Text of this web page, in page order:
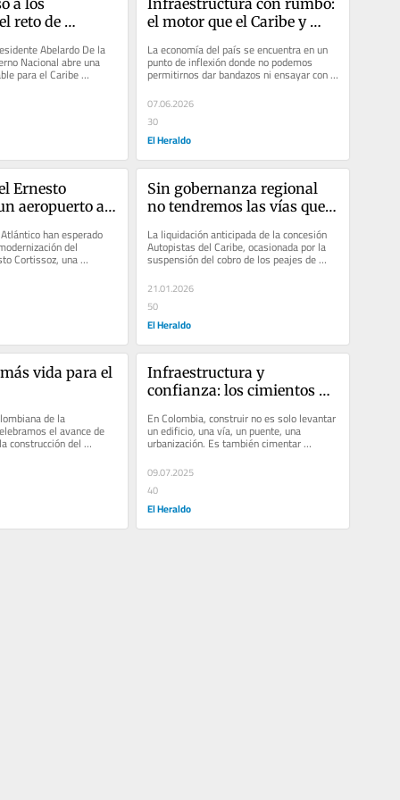
reto de
obrasAbelardo De la
Nacional abre una
para el Caribe
del nuevo...
el motor que el Caribe y
La economía del país se encuentra en un
punto de inflexión donde no podemos
permitirnos dar bandazos ni ensayar con
fórmulas desgastadas. Si...
07.06.2026
30
El Heraldo
Ernesto
aeropuerto a
han esperado
del
Cortissoz, una
no solo...
Sin gobernanza regional
no tendremos las vías que
La liquidación anticipada de la concesión
Autopistas del Caribe, ocasionada por la
suspensión del cobro de los peajes de
Turbaco y Sabanagrande y...
21.01.2026
50
El Heraldo
vida para el
de la
el avance de
construcción del
Infraestructura y
confianza: los cimientos
institucionales
En Colombia, construir no es solo levantar
un edificio, una vía, un puente, una
urbanización. Es también cimentar
09.07.2025
40
El Heraldo